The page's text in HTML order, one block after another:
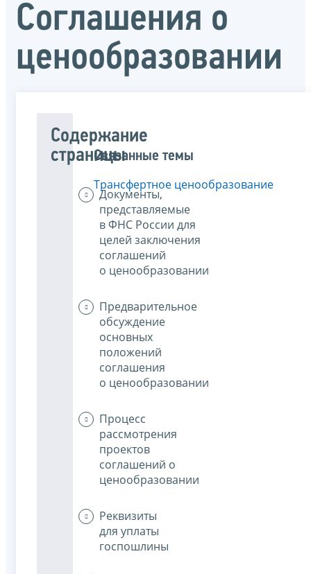
Соглашения о
ценообразовании
Содержание
страницы
Документы,
представляемые
в ФНС России для
целей заключения
соглашений
о ценообразовании
Предварительное
обсуждение
основных
положений
соглашения
о ценообразовании
Процесс
рассмотрения
проектов
соглашений о
ценообразовании
Реквизиты
для уплаты
госпошлины
Связанные темы
Трансфертное ценообразование